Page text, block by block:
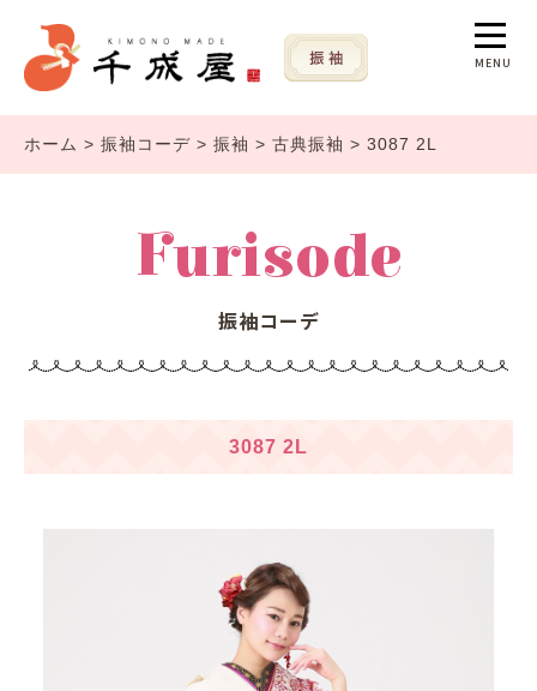
MENU
ホーム > 振袖コーデ > 振袖 > 古典振袖 > 3087 2L
Furisode
振袖コーデ
3087 2L